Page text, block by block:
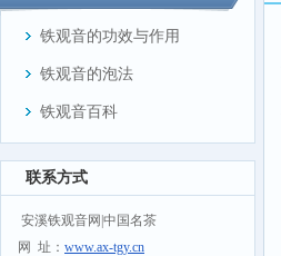
铁观音的功效与作用
铁观音的泡法
铁观音百科
联系方式
安溪铁观音网|中国名茶
网 址： www.ax-tgy.cn